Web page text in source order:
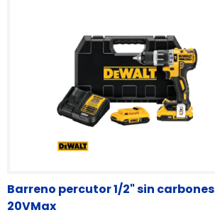
Barreno percutor 1/2" sin carbones
20VMax